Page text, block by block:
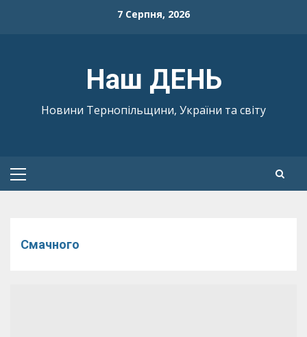
7 Серпня, 2026
Наш ДЕНЬ
Новини Тернопільщини, України та світу
Primary
Смачного